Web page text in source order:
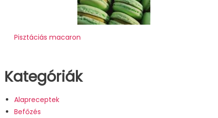
Pisztáciás macaron
Kategóriák
Alapreceptek
Befőzés